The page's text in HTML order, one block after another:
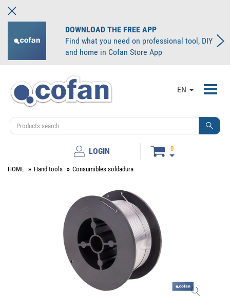
DOWNLOAD THE FREE APP
Find what you need on professional tool, DIY
and home in Cofan Store App
EN
LOGIN 0
HOME Hand tools Consumibles soldadura